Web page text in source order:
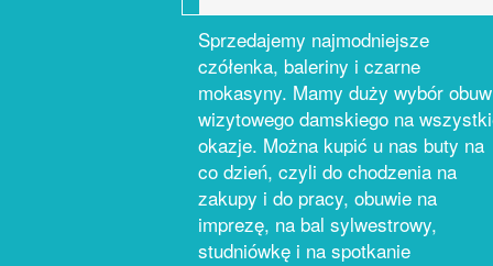
Sprzedajemy najmodniejsze
czółenka, baleriny i czarne
mokasyny. Mamy duży wybór
wizytowego damskiego na
okazje. Można kupić u nas buty na
co dzień, czyli do chodzenia na
zakupy i do pracy, obuwie na
imprezę, na bal sylwestrowy,
studniówkę i na spotkanie